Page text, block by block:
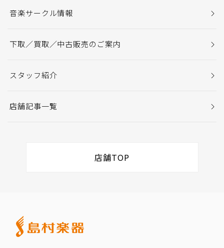
音楽サークル情報
下取／買取／中古販売のご案内
スタッフ紹介
店舗記事一覧
店舗TOP